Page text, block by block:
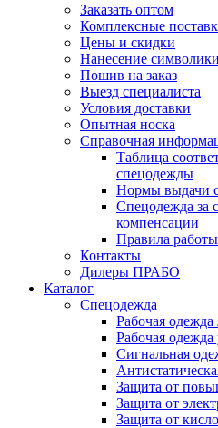
Заказать оптом
Комплексные
Цены и скидки
Нанесение символики
Пошив на заказ
Выезд специалиста
Условия доставки
Опытная носка
Справочная
Таблица
спецодежды
Нормы выдачи
Спецодежда за
компенсации
Правила
Контакты
Дилеры ПРАБО
Каталог
Спецодежда
Рабочая одежда
Рабочая одежда
Сигнальная
Защита от
Защита от
Защита от